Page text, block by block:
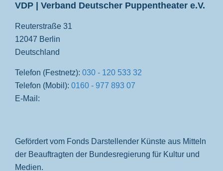
VDP | Verband Deutscher Puppentheater e.V.
Reuterstraße 31
12047 Berlin
Deutschland
Telefon (Festnetz): 030 - 120 533 32
Telefon (Mobil): 0160 - 977 893 07
E-Mail:
Gefördert vom Fonds Darstellender Künste aus Mitteln
der Beauftragten der Bundesregierung für Kultur und
Medien.